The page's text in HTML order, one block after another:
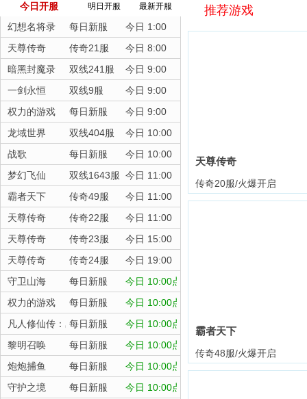
今日开服 明日开服 最新开服
幻想名将录 每日新服
今日 1:00
天尊传奇
传奇21服
今日 8:00
暗黑封魔录
双线241服
今日 9:00
一剑永恒
双线9服
今日 9:00
权力的游戏
每日新服
今日 9:00
龙域世界
双线404服
今日 10:00
战歌
每日新服
今日 10:00
梦幻飞仙
双线1643服 今日 11:00
霸者天下
传奇49服
今日 11:00
天尊传奇
传奇22服
今日 11:00
天尊传奇
传奇23服
今日 15:00
天尊传奇
传奇24服
今日 19:00
守卫山海
每日新服
今日 10:00点
权力的游戏
每日新服
今日 10:00点
凡人修仙传：星海飞驰
每日新服
今日 10:00点
黎明召唤
每日新服
今日 10:00点
炮炮捕鱼
每日新服
今日 10:00点
守护之境
每日新服
今日 10:00点
推荐游戏
天尊传奇
传奇20服/火爆开启
霸者天下
传奇48服/火爆开启